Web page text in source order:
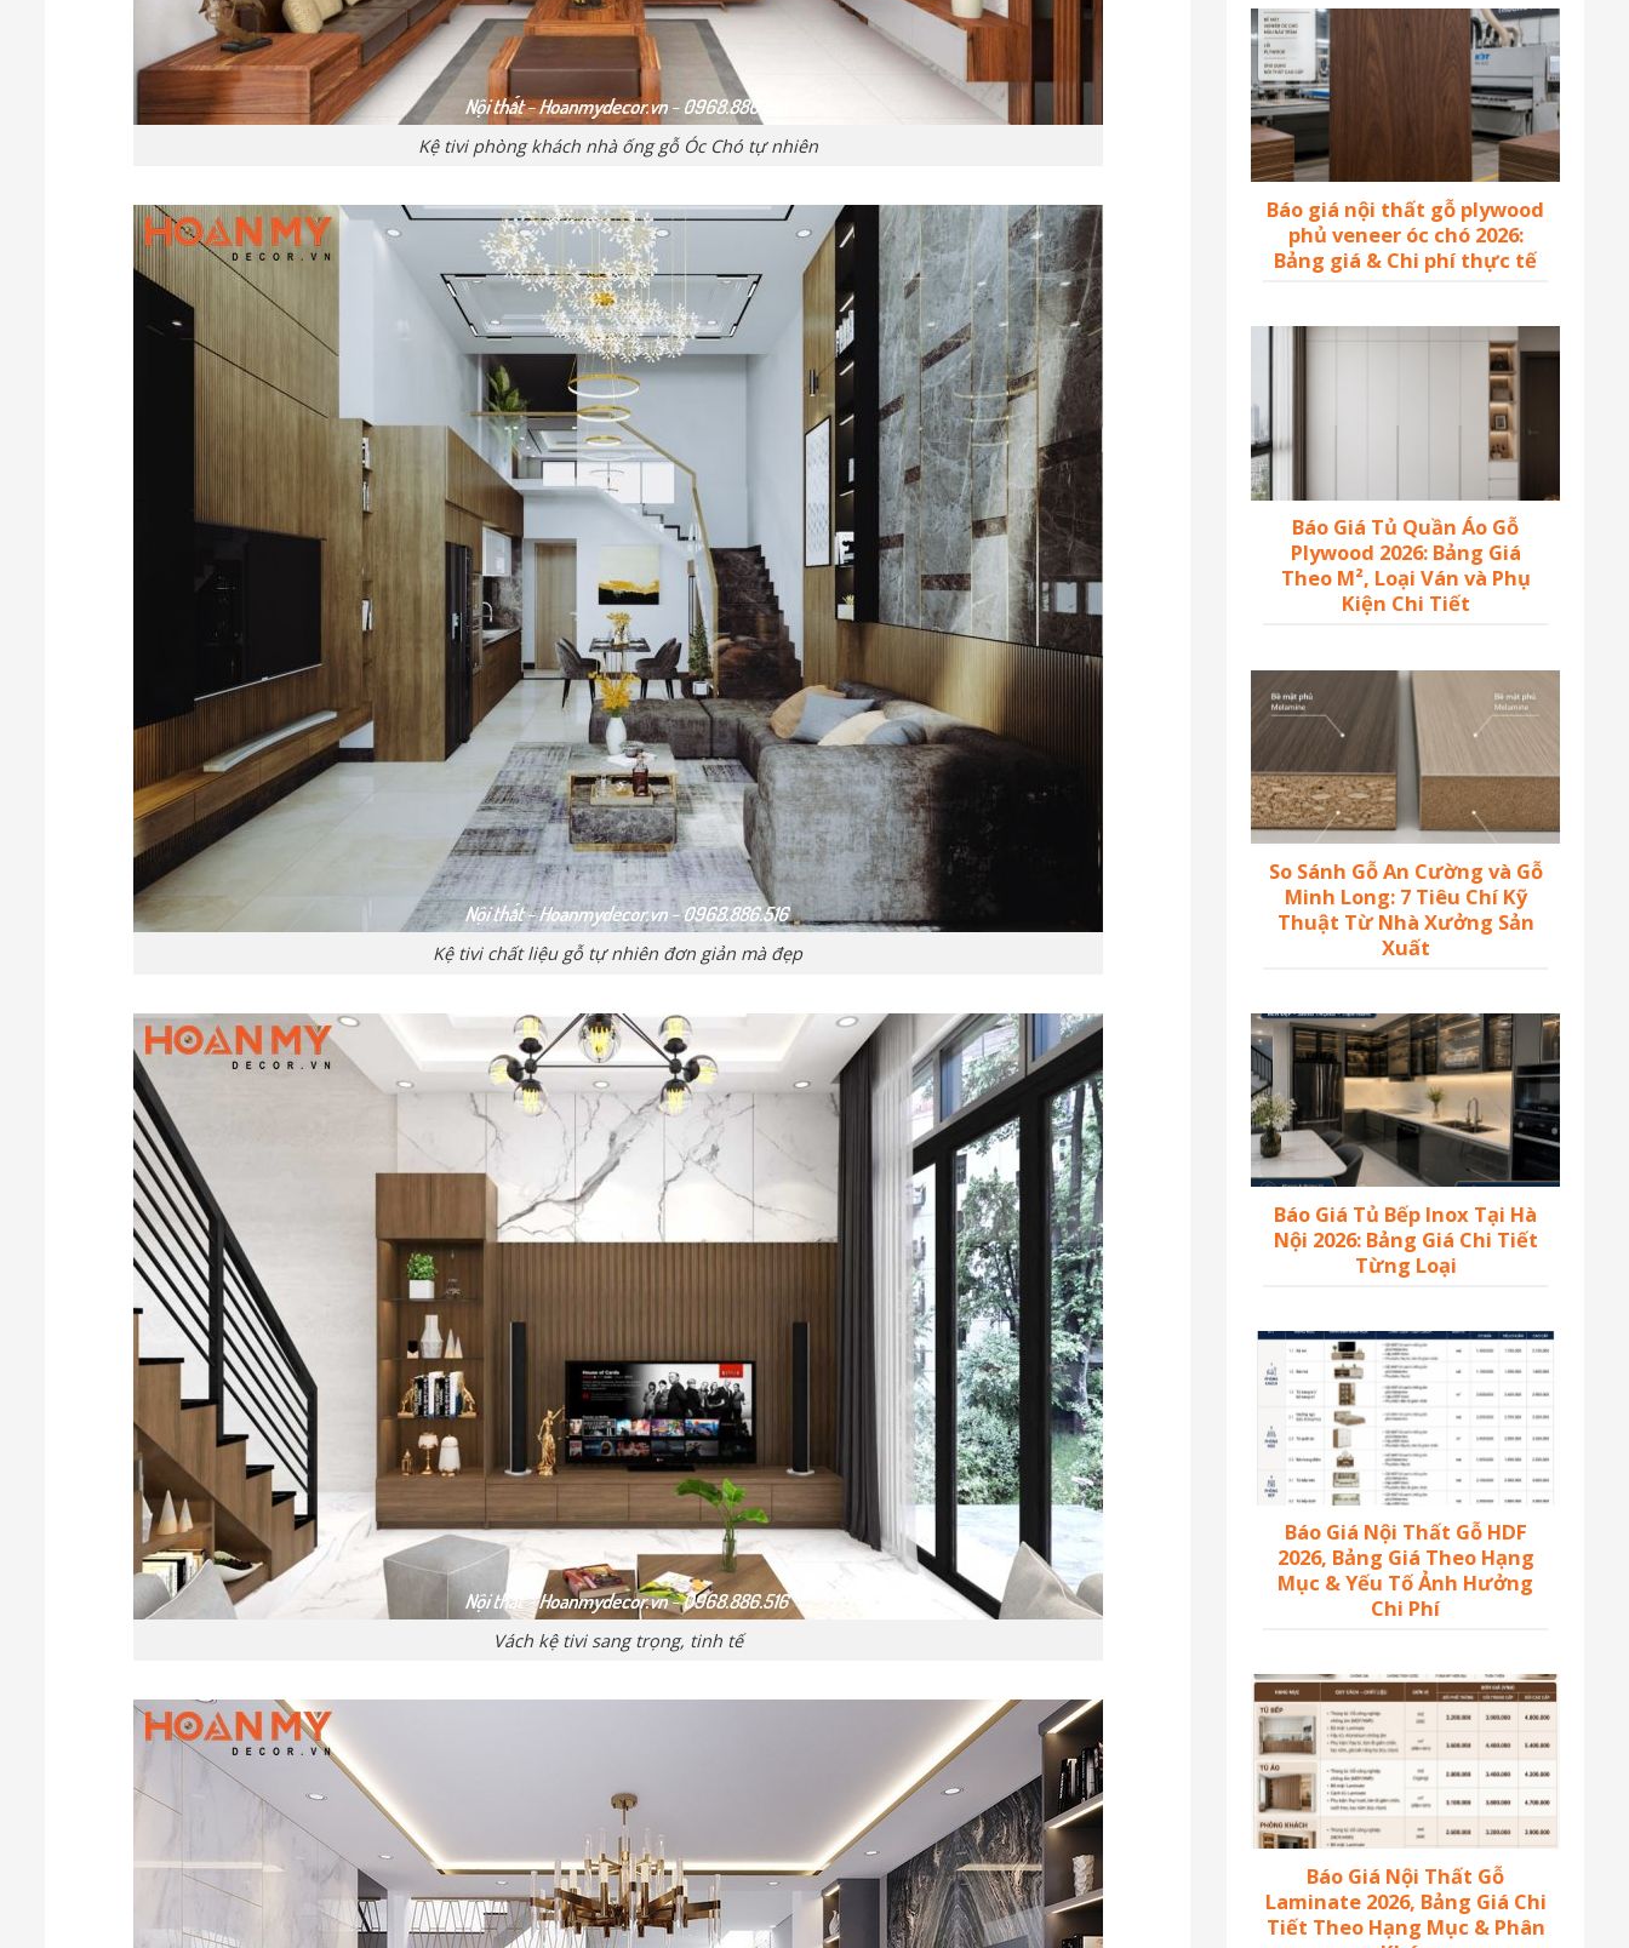
Kệ tivi phòng khách nhà ống gỗ Óc Chó tự nhiên
Kệ tivi chất liệu gỗ tự nhiên đơn giản mà đẹp
Vách kệ tivi sang trọng, tinh tế
Báo giá nội thất gỗ plywood
phủ veneer óc chó 2026:
Bảng giá & Chi phí thực tế
Báo Giá Tủ Quần Áo Gỗ
Plywood 2026: Bảng Giá
Theo M², Loại Ván và Phụ
Kiện Chi Tiết
So Sánh Gỗ An Cường và Gỗ
Minh Long: 7 Tiêu Chí Kỹ
Thuật Từ Nhà Xưởng Sản
Xuất
Báo Giá Tủ Bếp Inox Tại Hà
Nội 2026: Bảng Giá Chi Tiết
Từng Loại
Báo Giá Nội Thất Gỗ HDF
2026, Bảng Giá Theo Hạng
Mục & Yếu Tố Ảnh Hưởng
Chi Phí
Báo Giá Nội Thất Gỗ
Laminate 2026, Bảng Giá Chi
Tiết Theo Hạng Mục & Phân